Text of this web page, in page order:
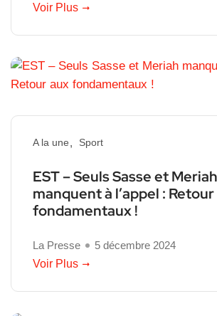
Voir Plus
A la une Sport
EST – Seuls Sasse et Meriah
manquent à l’appel :
fondamentaux !
La Presse
5 décembre 2024
Voir Plus